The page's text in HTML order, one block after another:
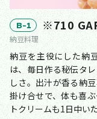
B-1 ※710
納豆料理
納豆を主役にした納
は、毎日作る秘伝タ
しさ。出汁が香る納
掛け合せで、体も喜
トクリームも1日中い